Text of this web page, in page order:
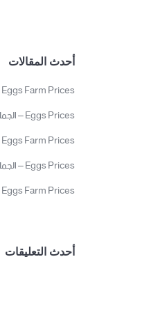
أحدث المقالات
Eggs Farm Prices – المزارع06-08-2026
Eggs Prices – الجمله06-08-2026
Eggs Farm Prices – المزارع05-08-2026
Eggs Prices – الجمله05-08-2026
Eggs Farm Prices – المزارع04-08-2026
أحدث التعليقات